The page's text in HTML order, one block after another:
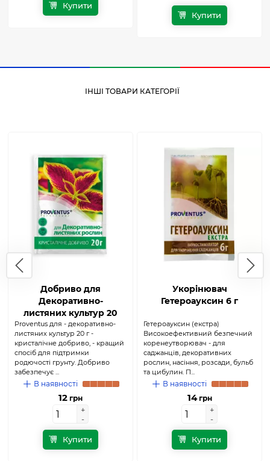
Купити
Купити
ІНШІ ТОВАРИ КАТЕГОРІЇ
Добриво для
Декоративно-
листяних культур 20
г (Proventus)
Proventus для - декоративно-
листяних культур 20 г -
кристалічне добриво, - кращий
спосіб для підтримки
родючості грунту. Добриво
забезпечує ...
В наявності
12 грн
+
-
+
-
Купити
Укорінювач
Гетероауксин 6 г
Гетероауксин (екстра)
Високоефективний безпечний
коренеутворювач - для
саджанців, декоративних
рослин, насіння, розсади, бульб
та цибулин. П...
В наявності
14грн
+
-
+
-
Купити